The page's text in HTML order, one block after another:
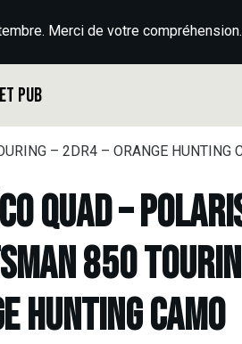
Merci de votre compréhension.
Pub
– 2DR4 – ORANGE HUNTING
Quad –
850
HUNTING CAMO